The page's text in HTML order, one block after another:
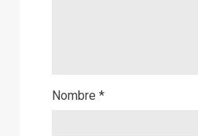
Nombre *